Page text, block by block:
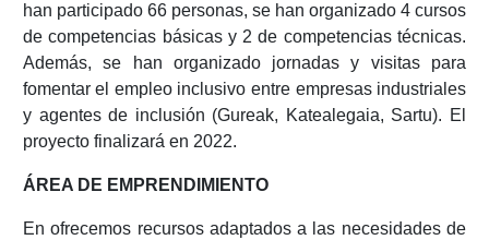
han participado 66 personas, se han organizado 4 cursos
de competencias básicas y 2 de competencias técnicas.
Además, se han organizado jornadas y visitas para
fomentar el empleo inclusivo entre empresas industriales
y agentes de inclusión (Gureak, Katealegaia, Sartu). El
proyecto finalizará en 2022.
ÁREA DE EMPRENDIMIENTO
En ofrecemos recursos adaptados a las necesidades de